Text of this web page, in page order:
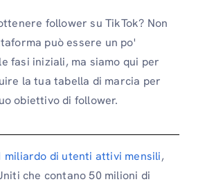
follower su TikTok? Non
può essere un po'
fasi iniziali, ma siamo qui per
la tua tabella di marcia per
obiettivo di follower.
miliardo di utenti attivi mensili,
che contano 50 milioni di